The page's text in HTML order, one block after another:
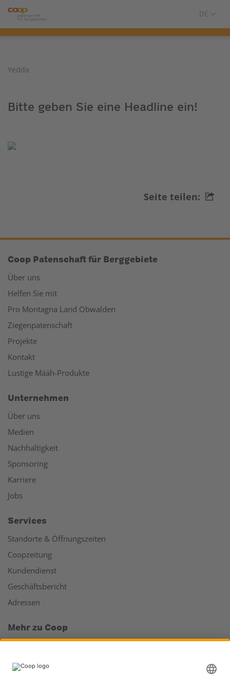
Yedda
Bitte geben Sie eine Headline ein!
Seite teilen:
Coop Patenschaft für Berggebiete
Über uns
Helfen Sie mit
Pro Montagna Land Obwalden
Ziegenpatenschaft
Projekte
Kontakt
Lustige Määh-Produkte
Unternehmen
Über uns
Medien
Nachhaltigkeit
Sponsoring
Karriere
Jobs
Services
Standorte & Öffnungszeiten
Coopzeitung
Kundendienst
Geschäftsbericht
Adressen
Mehr zu Coop
Läden & Services